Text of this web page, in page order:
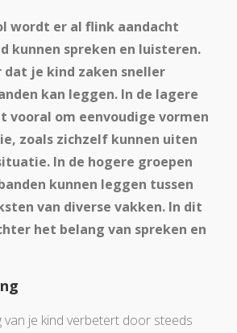
wordt er al flink aandacht
kunnen spreken en luisteren.
je kind zaken sneller
kan leggen. In de lagere
vooral om eenvoudige vormen
zoals zichzelf kunnen uiten
In de hogere groepen
kunnen leggen tussen
van diverse vakken. In dit
het belang van spreken en
van je kind verbetert door steeds